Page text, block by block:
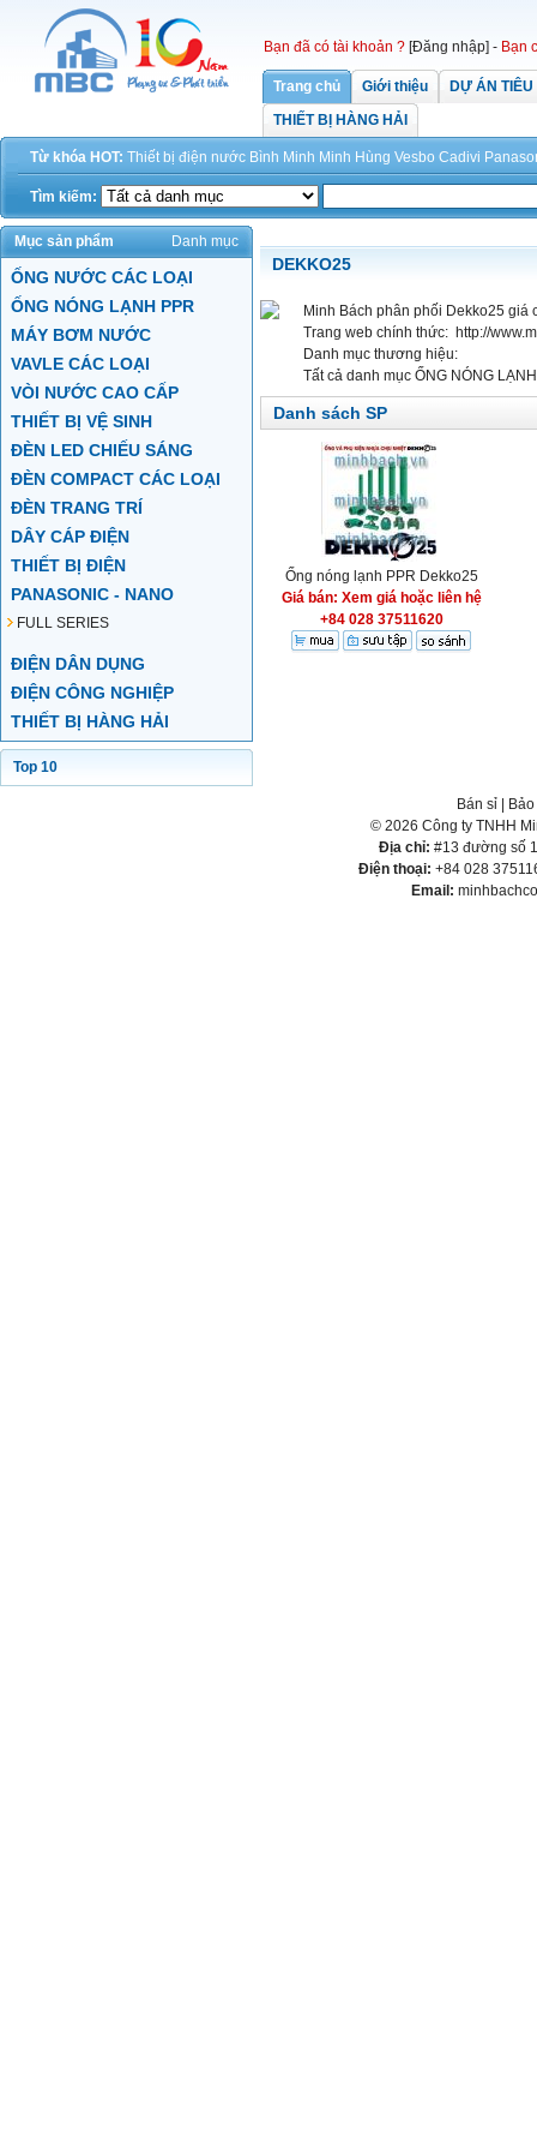
Bạn đã có tài khoản ? [Đăng nhập] - Bạn
Trang chủ Giới thiệu
DỰ ÁN
THIẾT BỊ HÀNG HẢI
Từ khóa HOT: Thiết bị điện nước Bình Minh Minh Hùng Vesbo Cadivi
Tìm kiếm:
Mục sản phẩm Danh mục
ỐNG NƯỚC CÁC LOẠI
ỐNG NÓNG LẠNH PPR
MÁY BƠM NƯỚC
VAVLE CÁC LOẠI
VÒI NƯỚC CAO CẤP
THIẾT BỊ VỆ SINH
ĐÈN LED CHIẾU SÁNG
ĐÈN COMPACT CÁC LOẠI
ĐÈN TRANG TRÍ
DÂY CÁP ĐIỆN
THIẾT BỊ ĐIỆN
PANASONIC - NANO
FULL SERIES
ĐIỆN DÂN DỤNG
ĐIỆN CÔNG NGHIỆP
THIẾT BỊ HÀNG HẢI
Top 10
DEKKO25
Minh Bách phân phối Dekko25 giá
Trang web chính thức: http://
Danh mục thương hiệu:
Tất cả danh mục ỐNG NÓNG
Danh sách SP
Ống nóng lạnh PPR Dekko25
Giá bán: Xem giá hoặc liên hệ
+84 028 37511620
Bán sỉ
© 2026 Công ty TNHH
Địa chỉ: #13 đường số
Điện thoại: +84 028
Email: